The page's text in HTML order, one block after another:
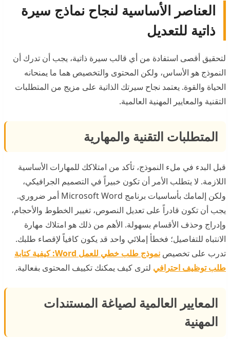
العناصر الأساسية لنجاح نماذج سيرة
ذاتية للتعديل
لتحقيق أقصى استفادة من أي قالب سيرة ذاتية، يجب أن تدرك أن
النموذج هو الأساس، ولكن المحتوى والتخصيص هما ما يمنحانه
الحياة والقوة. يعتمد نجاح سيرتك الذاتية على مزيج من المتطلبات
التقنية والمعايير المهنية العالمية.
المتطلبات التقنية والمهارية
قبل البدء في ملء النموذج، تأكد من امتلاكك للمهارات الأساسية
اللازمة. لا يتطلب الأمر أن تكون خبيراً في التصميم الجرافيكي،
ولكن إلمامك بأساسيات برنامج Microsoft Word أمر ضروري.
يجب أن تكون قادراً على تعديل النصوص، تغيير الخطوط والأحجام،
وإدراج وحذف الأقسام بسهولة. الأهم من ذلك هو امتلاك مهارة
الانتباه للتفاصيل؛ فخطأ إملائي واحد قد يكون كافياً لإقصاء طلبك.
تدرب على تخصيص
نموذج طلب خطي للعمل Word: كيفية كتابة
طلب توظيف احترافي لترى كيف يمكنك تكييف المحتوى بفعالية.
المعايير العالمية لصياغة المستندات
المهنية